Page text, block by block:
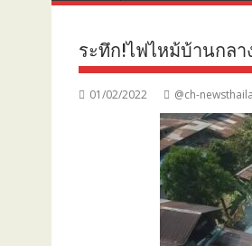
ระทึก!ไฟไหม้บ้านกล
01/02/2022 @ch-